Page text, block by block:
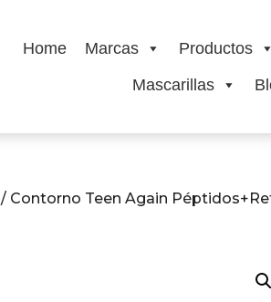
Home Marcas Productos
Mascarillas
/ Contorno Teen Again